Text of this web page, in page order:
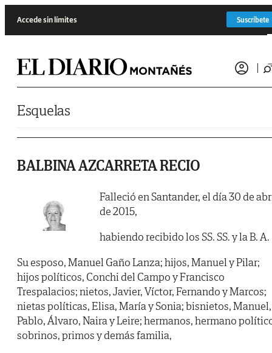
Accede sin límites Suscríbete
Esquelas
BALBINA AZCARRETA RECIO
Falleció en Santander, el día 30 de
de 2015,
habiendo recibido los SS. SS. y la B. A.
Su esposo, Manuel Gaño Lanza; hijos, Manuel y Pilar;
hijos políticos, Conchi del Campo y Francisco
Trespalacios; nietos, Javier, Víctor, Fernando y Marcos;
nietas políticas, Elisa, María y Sonia; bisnietos, Manuel,
Pablo, Álvaro, Naira y Leire; hermanos, hermano
sobrinos, primos y demás familia,